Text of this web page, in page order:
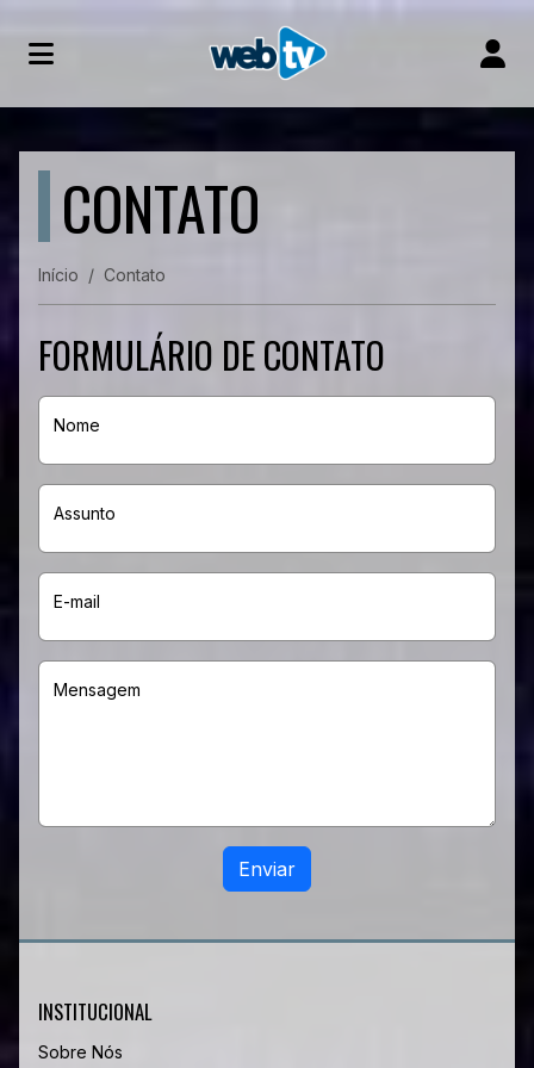
CONTATO
Início Contato
FORMULÁRIO DE CONTATO
Nome
Assunto
E-mail
Mensagem
Enviar
INSTITUCIONAL
Sobre Nós